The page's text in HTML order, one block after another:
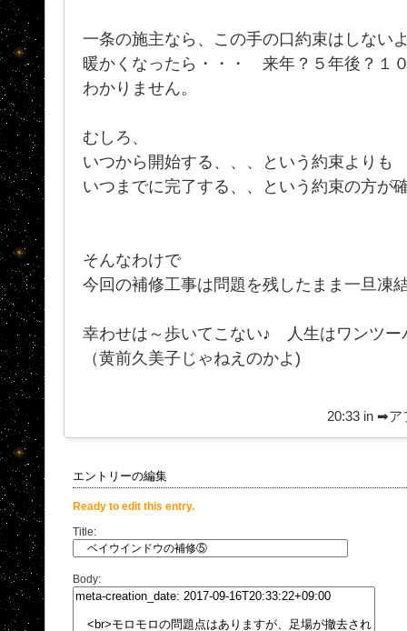
一条の施主なら、この手の口約束はしない
暖かくなったら・・・ 来年？５年後？１
わかりません。
むしろ、
いつから開始する、、、という約束よりも
いつまでに完了する、、という約束の方が
そんなわけで
今回の補修工事は問題を残したまま一旦凍
幸わせは～歩いてこない♪ 人生はワンツ
（黄前久美子じゃねえのかよ)
20:33 in ➡ア
エントリーの編集
Ready to edit this entry.
Title:
Body: